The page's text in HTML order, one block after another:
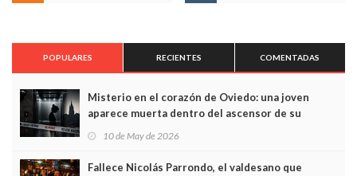
POPULARES RECIENTES COMENTADAS
Misterio en el corazón de Oviedo: una joven
aparece muerta dentro del ascensor de su
edificio y las cámaras captan sus últimos minutos
10 de May de 2026
Fallece Nicolás Parrondo, el valdesano que